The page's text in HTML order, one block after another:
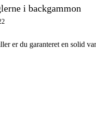
i backgammon